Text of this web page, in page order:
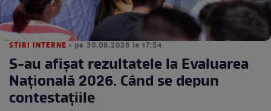
STIRI INTERNE • pe 30.06.2026 la 17:54
S-au afișat rezultatele la Evaluarea
Națională 2026. Când se depun
contestațiile